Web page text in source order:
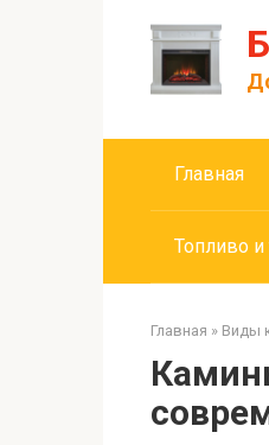
Главная
Топливо и
Главная » Виды